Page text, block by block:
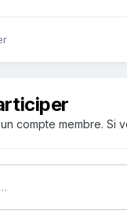
compte membre. Si